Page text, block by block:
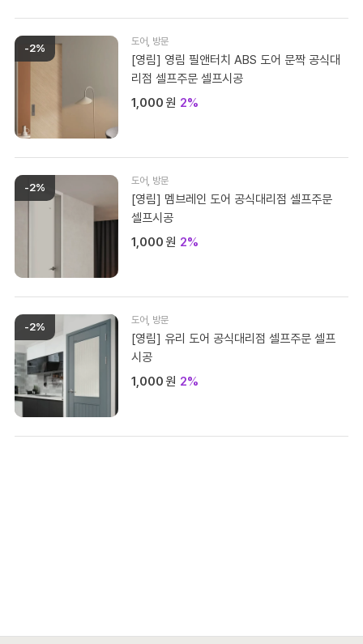
-2%
도어 방문
[영림] 영림 필앤터치 ABS 도어 문짝 공식대
리점 셀프주문 셀프시공
1,000 원 2%
-2%
도어 방문
[영림] 멤브레인 도어 공식대리점 셀프주문
셀프시공
1,000 원 2%
-2%
도어 방문
[영림] 유리 도어 공식대리점 셀프주문 셀프
시공
1,000 원 2%